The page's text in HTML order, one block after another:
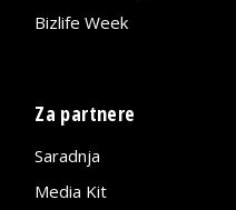
Bizlife Week
Za partnere
Saradnja
Media Kit